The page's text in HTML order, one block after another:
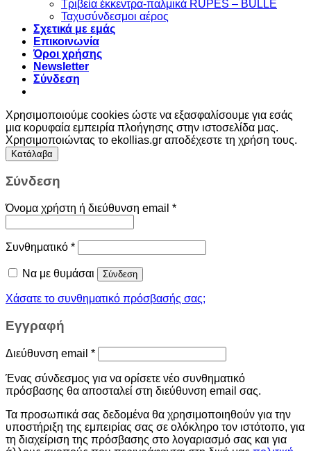
Τριβεία έκκεντρα-παλμικά RUPES – BULLE
Ταχυσύνδεσμοι αέρος
Σχετικά με εμάς
Επικοινωνία
Όροι χρήσης
Newsletter
Σύνδεση
Χρησιμοποιούμε cookies ώστε να εξασφαλίσουμε για εσάς
μια κορυφαία εμπειρία πλοήγησης στην ιστοσελίδα μας.
Χρησιμοποιώντας το ekollias.gr αποδέχεστε τη χρήση τους.
Κατάλαβα
Σύνδεση
Όνομα χρήστη ή διεύθυνση email *
Συνθηματικό *
Να με θυμάσαι Σύνδεση
Χάσατε το συνθηματικό πρόσβασής σας;
Εγγραφή
Διεύθυνση email *
Ένας σύνδεσμος για να ορίσετε νέο συνθηματικό
πρόσβασης θα αποσταλεί στη διεύθυνση email σας.
Τα προσωπικά σας δεδομένα θα χρησιμοποιηθούν για την
υποστήριξη της εμπειρίας σας σε ολόκληρο τον ιστότοπο, για
τη διαχείριση της πρόσβασης στο λογαριασμό σας και για